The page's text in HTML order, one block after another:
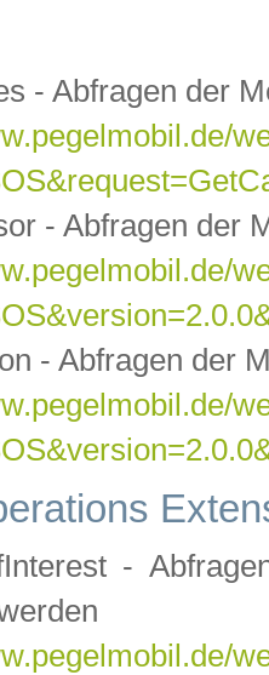
- Abfragen der
- Abfragen der
- Abfragen der
-